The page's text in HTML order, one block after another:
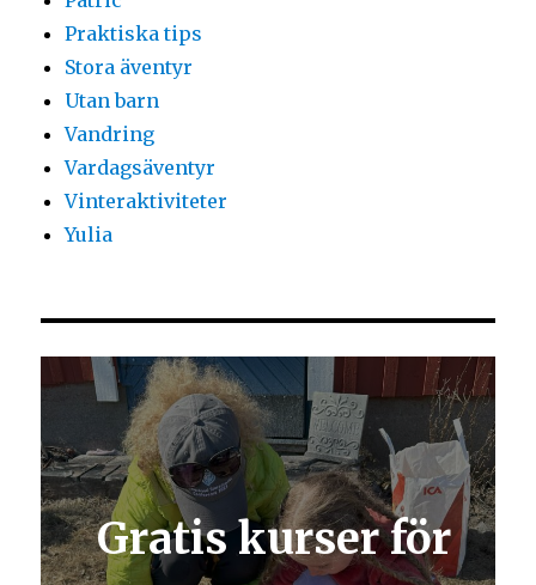
Praktiska tips
Stora äventyr
Utan barn
Vandring
Vardagsäventyr
Vinteraktiviteter
Yulia
Gratis kurser för